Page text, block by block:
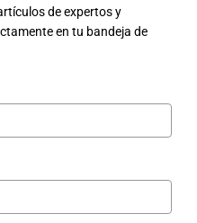
de expertos y
en tu bandeja de